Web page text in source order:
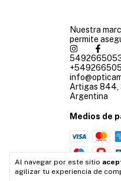
Al navegar por este sitio
agilizar tu experiencia de
Nuestra
permite
Artigas 844,
Argentina
Medios de